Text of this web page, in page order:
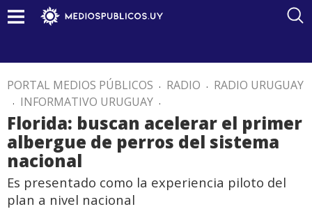
PORTAL MEDIOS PÚBLICOS . RADIO . RADIO URUGUAY
. INFORMATIVO URUGUAY .
Florida: buscan acelerar el primer
albergue de perros del sistema
nacional
Es presentado como la experiencia piloto del
plan a nivel nacional